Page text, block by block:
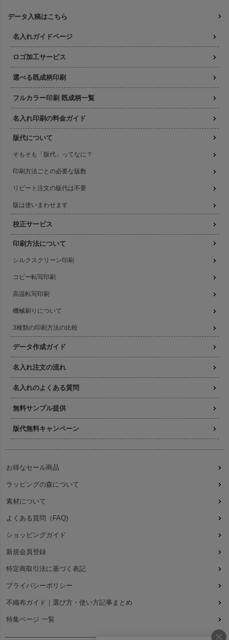
データ入稿はこちら
名入れガイドページ
ロゴ加工サービス
選べる既成柄印刷
フルカラー印刷 既成柄一覧
名入れ印刷の料金ガイド
版代について
そもそも「版代」ってなに？
印刷方法ごとの必要な版数
リピート注文の版代は不要
版は使いまわせます
校正サービス
印刷方法について
シルクスクリーン印刷
コピー転写印刷
高温転写印刷
機械刷りについて
3種類の印刷方法の比較
データ作成ガイド
名入れ注文の流れ
名入れのよくある質問
無料サンプル提供
版代無料キャンペーン
お得なセール商品
ラッピングの森について
素材について
よくある質問（FAQ)
ショッピングガイド
新規会員登録
特定商取引法に基づく表記
プライバシーポリシー
不織布ガイド｜選び方・使い方記事まとめ
特集ページ 一覧